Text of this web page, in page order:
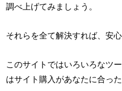
調べ上げてみましょう。
それらを全て解決すれば、安
このサイトではいろいろなツ
はサイト購入があなたに合っ